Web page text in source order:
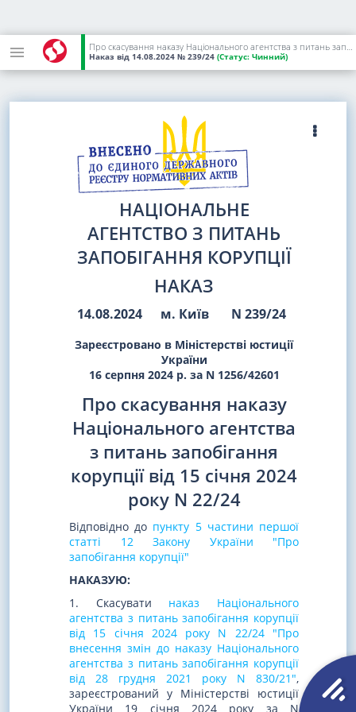
Про скасування наказу Національного агентства з питань запобігання корупції від 15 січня 2024 року N 22/24
Наказ від 14.08.2024 № 239/24 (Статус: Чинний)
НАЦІОНАЛЬНЕ
АГЕНТСТВО З ПИТАНЬ
ЗАПОБІГАННЯ КОРУПЦІЇ
НАКАЗ
14.08.2024 м. Київ N 239/24
Зареєстровано в Міністерстві юстиції
України
16 серпня 2024 р. за N 1256/42601
Про скасування наказу
Національного агентства
з питань запобігання
корупції від 15 січня 2024
року N 22/24
Відповідно до пункту 5 частини першої
статті 12 Закону України "Про
запобігання корупції"
НАКАЗУЮ:
1. Скасувати наказ Національного
агентства з питань запобігання корупції
від 15 січня 2024 року N 22/24 "Про
внесення змін до наказу Національного
агентства з питань запобігання корупції
від 28 грудня 2021 року N 830/21",
зареєстрований у Міністерстві юстиції
України 19 січня 2024 року за N